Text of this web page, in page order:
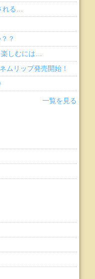
れる…
？
楽しむには…
ムリップ発売開始！
一覧を見る